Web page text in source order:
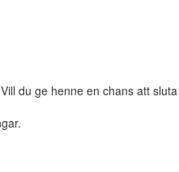
du ge henne en chans att